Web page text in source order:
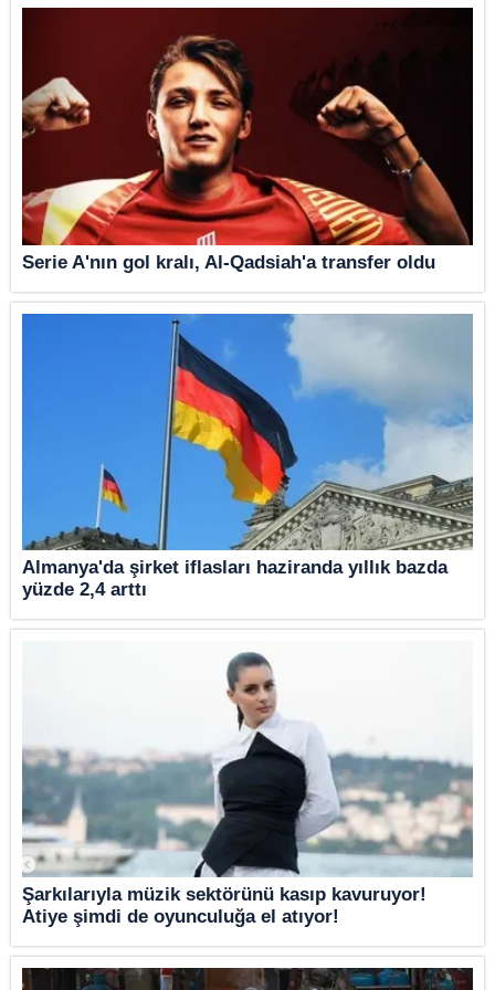
Serie A'nın gol kralı, Al-Qadsiah'a transfer oldu
Almanya'da şirket iflasları haziranda yıllık bazda
yüzde 2,4 arttı
Şarkılarıyla müzik sektörünü kasıp kavuruyor!
Atiye şimdi de oyunculuğa el atıyor!